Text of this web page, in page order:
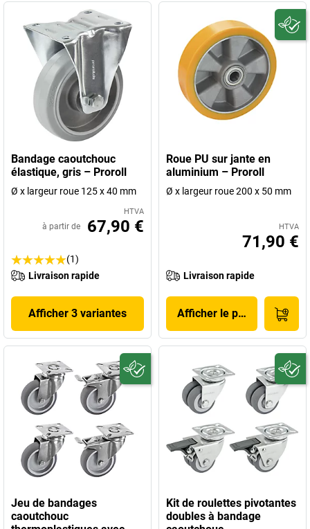
Bandage caoutchouc
élastique, gris – Proroll
Ø x largeur roue 125 x 40 mm
HTVA
à partir de 67,90 €
(1)
Livraison rapide
Afficher 3 variantes
Roue PU sur jante en
aluminium – Proroll
Ø x largeur roue 200 x 50 mm
HTVA
71,90 €
Livraison rapide
Afficher le produit
Jeu de bandages
caoutchouc
Kit de roulettes pivotantes
doubles à bandage